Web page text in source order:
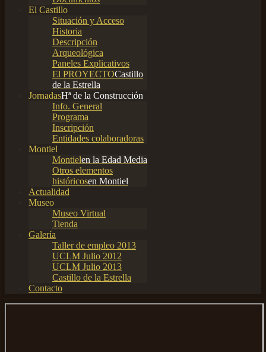
El Castillo
Situación y Acceso
Historia
Descripción
Arqueológica
Paneles Explicativos
El PROYECTOCastillo
de la Estrella
JornadasHª de la Construcción
Info. General
Programa
Inscripción
Entidades colaboradoras
Montiel
Montielen la Edad Media
Otros elementos
históricosen Montiel
Actualidad
Museo
Museo Virtual
Tienda
Galería
Taller de empleo 2013
UCLM Julio 2012
UCLM Julio 2013
Castillo de la Estrella
Contacto